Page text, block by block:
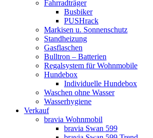
Fahrradträger
Busbiker
PUSHrack
Markisen u. Sonnenschutz
Standheizung
Gasflaschen
Bulltron – Batterien
Regalsystem für Wohnmobile
Hundebox
Individuelle Hundebox
Waschen ohne Wasser
Wasserhygiene
Verkauf
bravia Wohnmobil
bravia Swan 599